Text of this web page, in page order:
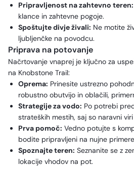
Pripravljenost na zahtevno teren:
klance in zahtevne pogoje.
Spoštujte divje živali: Ne motite
ljubljenčke na povodcu.
Priprava na potovanje
Načrtovanje vnaprej je ključno za
na Knobstone Trail:
Oprema: Prinesite ustrezno
robustno obutvijo in oblačili,
Strategije za vodo: Po potrebi
strateških mestih, saj so naravni
Prva pomoč: Vedno potujte s
bodite pripravljeni na nujne
Spoznajte teren: Seznanite se z
lokacije vhodov na pot.